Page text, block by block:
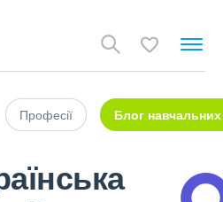
Професії Блог навчальних